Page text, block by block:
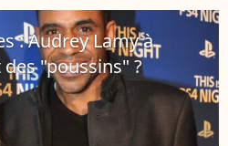
: Audrey Lamy à
"poussins" ?